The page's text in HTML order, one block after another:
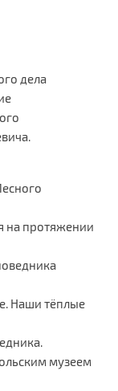
дела
на протяжении
Наши тёплые
музеем